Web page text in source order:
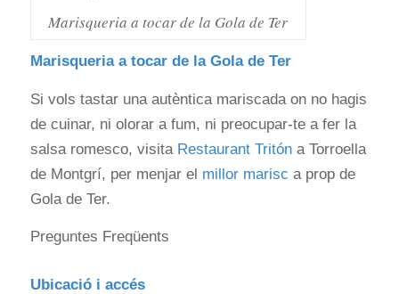
Marisqueria a tocar de la Gola de Ter
Marisqueria a tocar de la Gola de Ter
Si vols tastar una autèntica mariscada on no hagis
de cuinar, ni olorar a fum, ni preocupar-te a fer la
salsa romesco, visita Restaurant Tritóna Torroella
de Montgrí, per menjar el millor marisc a prop de
Gola de Ter.
Preguntes Freqüents
Ubicació i accés